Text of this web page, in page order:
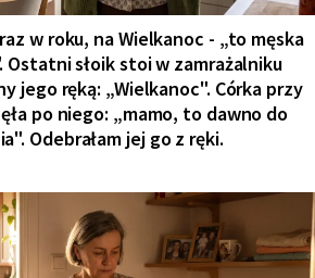
w roku, na Wielkanoc - „to męska
Ostatni słoik stoi w zamrażalniku
jego ręką: „Wielkanoc". Córka przy
po niego: „mamo, to dawno do
Odebrałam jej go z ręki.